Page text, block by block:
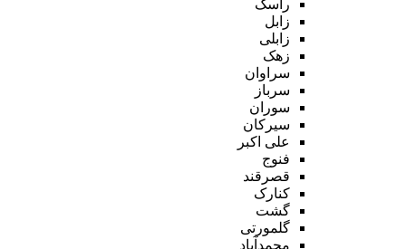
راسک
زابل
زابلی
زهک
سراوان
سرباز
سوران
سیرکان
علی اکبر
فنوج
قصرقند
کنارک
گشت
گلمورتی
محمدآباد